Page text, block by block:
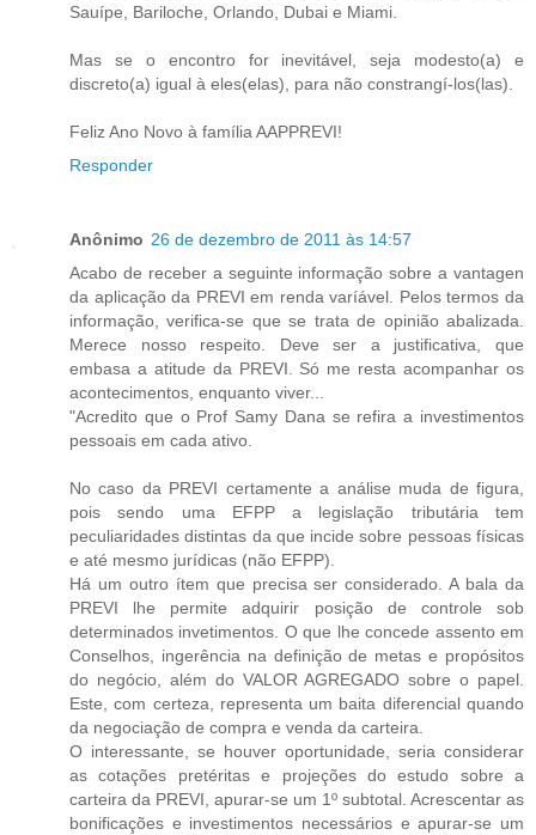
Sauípe, Bariloche, Orlando, Dubai e Miami.
Mas se o encontro for inevitável, seja modesto(a) e
discreto(a) igual à eles(elas), para não constrangí-los(las).
Feliz Ano Novo à família AAPPREVI!
Responder
Anônimo 26 de dezembro de 2011 às 14:57
Acabo de receber a seguinte informação sobre a vantagen
da aplicação da PREVI em renda varíável. Pelos termos da
informação, verifica-se que se trata de opinião abalizada.
Merece nosso respeito. Deve ser a justificativa, que
embasa a atitude da PREVI. Só me resta acompanhar os
acontecimentos, enquanto viver...
"Acredito que o Prof Samy Dana se refira a investimentos
pessoais em cada ativo.
No caso da PREVI certamente a análise muda de figura,
pois sendo uma EFPP a legislação tributária tem
peculiaridades distintas da que incide sobre pessoas físicas
e até mesmo jurídicas (não EFPP).
Há um outro ítem que precisa ser considerado. A bala da
PREVI lhe permite adquirir posição de controle sob
determinados invetimentos. O que lhe concede assento em
Conselhos, ingerência na definição de metas e propósitos
do negócio, além do VALOR AGREGADO sobre o papel.
Este, com certeza, representa um baita diferencial quando
da negociação de compra e venda da carteira.
O interessante, se houver oportunidade, seria considerar
as cotações pretéritas e projeções do estudo sobre a
carteira da PREVI, apurar-se um 1º subtotal. Acrescentar as
bonificações e investimentos necessários e apurar-se um